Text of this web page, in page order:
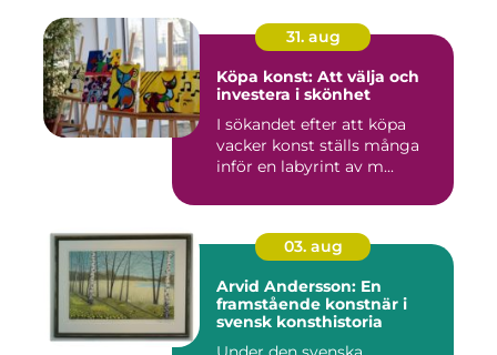
31. aug
Köpa konst: Att välja och
investera i skönhet
I sökandet efter att köpa
vacker konst ställs många
inför en labyrint av m...
03. aug
Arvid Andersson: En
framstående konstnär i
svensk konsthistoria